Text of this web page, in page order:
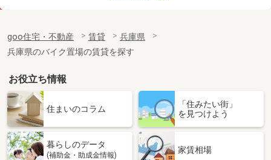
専有面積
22.35m²
間取り
1K
兵庫県明石市西明石町５丁目
価 格
兵庫県明石市西明石町５丁目
専有面積 24.51m²
間取り
goo住宅・不動産 賃貸
兵庫県
兵庫県のバイク置場の賃貸を探す
お役立ち情報
住まいのコラム
「住みたい街」
を見つけよう
暮らしのデータ
(補助金・助成金情報)
家賃相場